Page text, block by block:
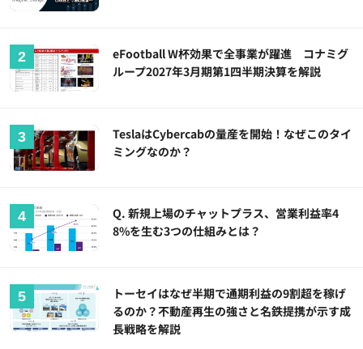
eFootball W杯効果で全事業が躍進 コナミグ
ループ2027年3月期第1四半期決算を解説
TeslaはCybercabの量産を開始！なぜこのタイ
ミングなのか？
Q. 新規上場のチャットプラス、営業利益率4
8%を生む3つの仕組みとは？
トーセイはなぜ半期で通期利益の9割超を稼げ
るのか？不動産再生の強さと名鉄提携が示す成
長戦略を解説